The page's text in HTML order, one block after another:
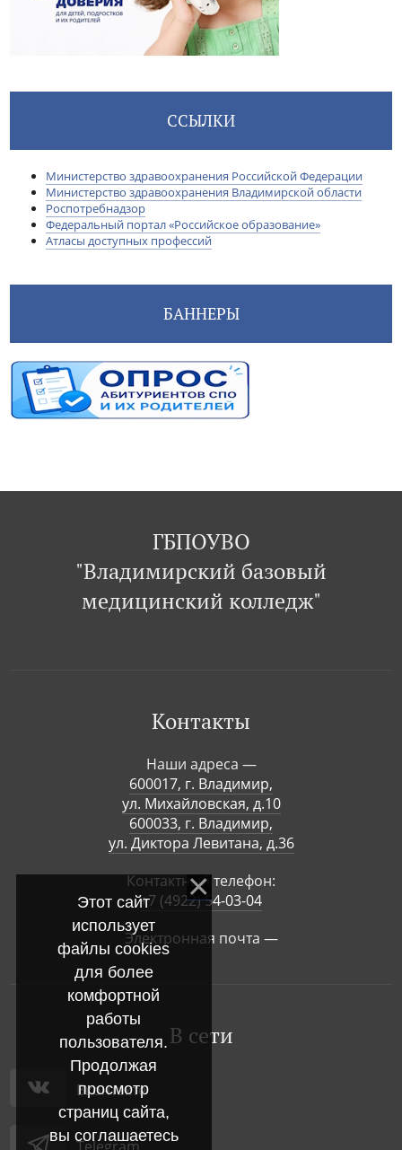
ССЫЛКИ
Министерство здравоохранения Российской Федерации
Министерство здравоохранения Владимирской области
Роспотребнадзор
Федеральный портал «Российское образование»
Атласы доступных профессий
БАННЕРЫ
ГБПОУВО
"Владимирский базовый
медицинский колледж"
Контакты
Наши адреса —
600017, г. Владимир,
ул. Михайловская, д.10
600033, г. Владимир,
ул. Диктора Левитана, д.36
Контактный телефон:
+7 (4922) 54-03-04
Электронная почта —
В сети
Вконтакте
Этот сайт
использует
файлы cookies
для более
комфортной
работы
пользователя.
Продолжая
просмотр
страниц сайта,
вы соглашаетесь